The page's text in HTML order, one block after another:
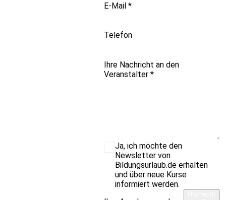
E-Mail *
Telefon
Ihre Nachricht an den
Veranstalter *
Ja, ich möchte den
Newsletter von
Bildungsurlaub.de erhalten
und über neue Kurse
informiert werden.